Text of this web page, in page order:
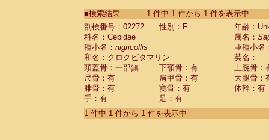
CebidaeSaguinus labiatus(0)
Cebidae Saguinus leucopus (0)
Cebidae
CebidaeSaguinus mystax
CebidaeSaguinus nigricollis (1)
Cebidae Saguinus oedipus
Cebidae Saguinus weddelli
Cebidae Saguinusspp.
Cebidae Aotus trivirgatus
Cebidae Cebus albifrons
■検索結果-----------1 件中 1 件から 1 件を表示中
剖検番号：02272
性別：F
年齢：
科名：Cebidae
属名：
種小名： nigricollis
亜種小名
和名：クロクビタマリン
英名：
頭蓋骨：一部無
下顎骨：有
上腕骨：
尺骨：有
肩甲骨：有
大腿骨：
腓骨：有
寛骨：有
体幹：有
手：有
足：有
1 件中 1 件から 1 件を表示中